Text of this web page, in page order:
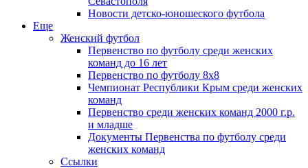
Новости детско-юношеского футбола
Еще
Женский футбол
Первенство по футболу среди женских
команд до 16 лет
Первенство по футболу 8х8
Чемпионат Республики Крым среди женских
команд
Первенство среди женских команд 2000 г.р.
и младше
Документы Первенства по футболу среди
женских команд
Ссылки